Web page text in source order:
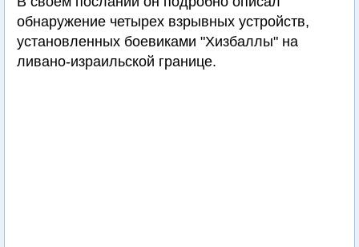
обнаружение четырех взрывных устройств,
установленных боевиками "Хизбаллы" на
ливано-израильской границе.